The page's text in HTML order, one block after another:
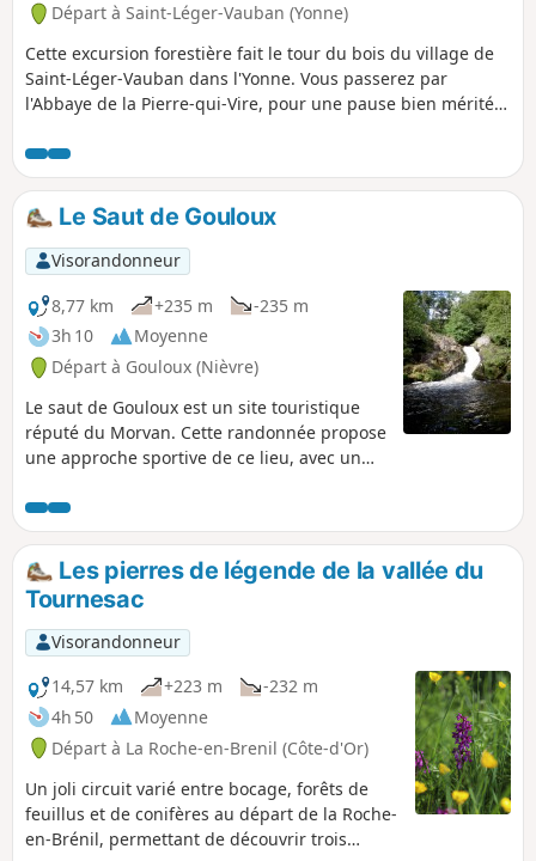
Départ à Saint-Léger-Vauban (Yonne)
Cette excursion forestière fait le tour du bois du village de
Saint-Léger-Vauban dans l'Yonne. Vous passerez par
l'Abbaye de la Pierre-qui-Vire, pour une pause bien mérité.
village natal du Maréchal Vauban, célèbre ingénieur
militaire français. Un petit musée se trouve sur la place. La
première partie (jusqu'à l'abbaye) suit le balisage Jaune et
Rouge du GRP® Tour du Morvan.
Le Saut de Gouloux
Visorandonneur
8,77 km
+235 m
-235 m
3h 10
Moyenne
Départ à Gouloux (Nièvre)
Le saut de Gouloux est un site touristique
réputé du Morvan. Cette randonnée propose
une approche sportive de ce lieu, avec un
comportant quelques dénivelés.
Les pierres de légende de la vallée du
Tournesac
Visorandonneur
14,57 km
+223 m
-232 m
4h 50
Moyenne
Départ à La Roche-en-Brenil (Côte-d'Or)
Un joli circuit varié entre bocage, forêts de
feuillus et de conifères au départ de la Roche-
en-Brénil, permettant de découvrir trois